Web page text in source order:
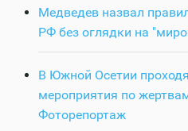
Медведев назвал
РФ без оглядки на
В Южной Осетии
мероприятия по
Фоторепортаж